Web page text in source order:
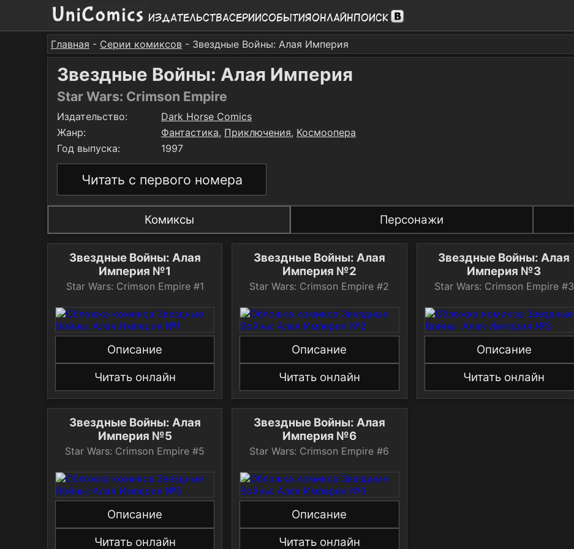
ИздательстваСерииСобытияОнлайнПоиск
Главная - Серии комиксов - Звездные Войны: Алая Империя
Звездные Войны: Алая Империя
Star Wars: Crimson Empire
Издательство:
Dark Horse Comics
Жанр:
Фантастика, Приключения, Космоопера
Год выпуска:
1997
Читать с первого номера
Комиксы Персонажи
Звездные Войны: Алая
Империя №1
Star Wars: Crimson Empire #1
Описание
Читать онлайн
Звездные Войны: Алая
Империя №2
Star Wars: Crimson Empire #2
Описание
Читать онлайн
Звездные Войны: Алая
Империя №3
Star Wars: Crimson Empire #3
Описание
Читать онлайн
Звездные Войны: Алая
Империя №5
Star Wars: Crimson Empire #5
Описание
Читать онлайн
Звездные Войны: Алая
Империя №6
Star Wars: Crimson Empire #6
Описание
Читать онлайн